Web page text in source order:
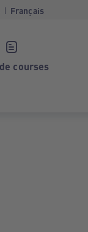
Français
courses